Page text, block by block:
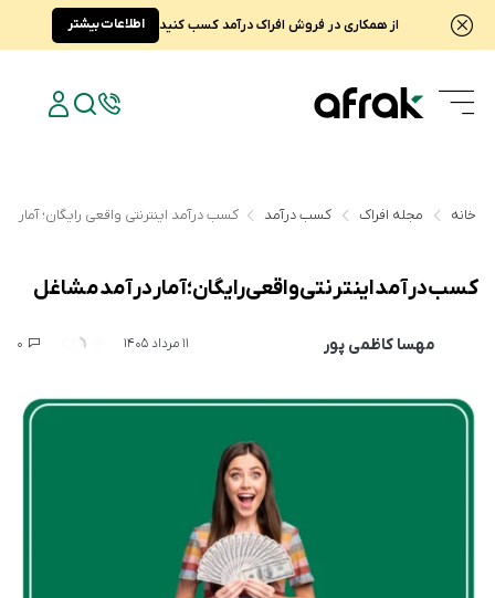
از همکاری در فروش افراک درآمد کسب کنید اطلاعات بیشتر
خانه مجله افراک کسب درآمد کسب درآمد اینترنتی واقعی رایگان؛ آمار
کسب درآمد اینترنتی واقعی رایگان؛ آمار درآمد مشاغل
مهسا کاظمی پور 11 مرداد 1405